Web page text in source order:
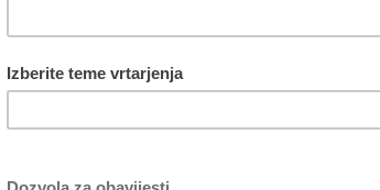
Očekujemo da u
hraniti.
koji u hladnom